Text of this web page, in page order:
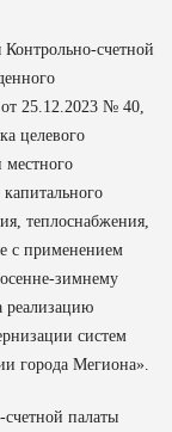
счетной
25.12.2023 № 40,
целевого
местного
теплоснабжения,
с применением
зимнему
реализацию
систем
города Мегиона».
палаты